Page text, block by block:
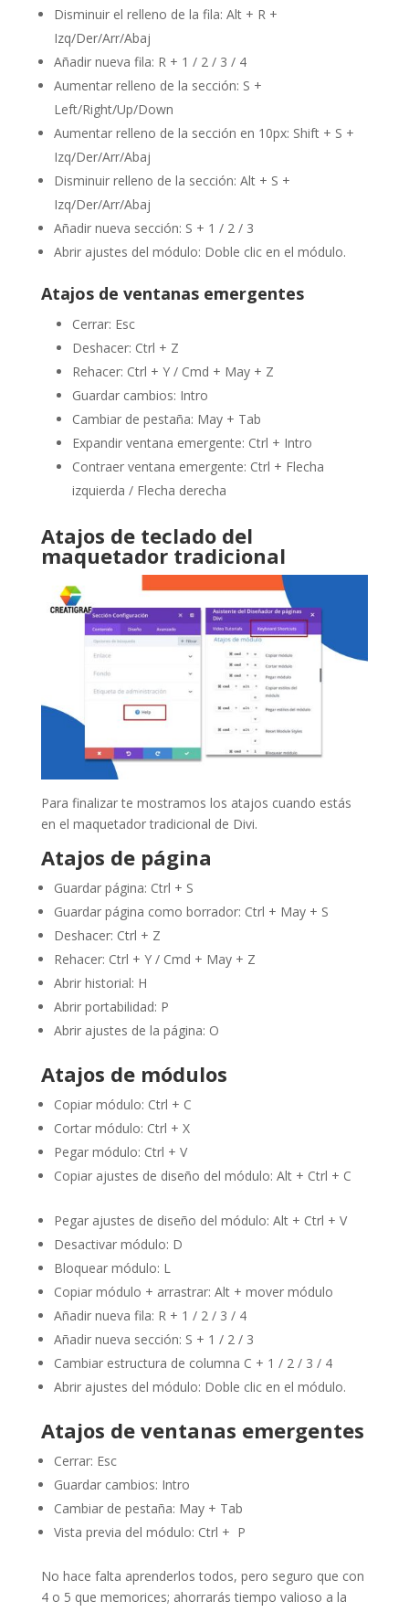
Disminuir el relleno de la fila: Alt + R +
Izq/Der/Arr/Abaj
Añadir nueva fila: R + 1 / 2 / 3 / 4
Aumentar relleno de la sección: S +
Left/Right/Up/Down
Aumentar relleno de la sección en 10px: Shift + S +
Izq/Der/Arr/Abaj
Disminuir relleno de la sección: Alt + S +
Izq/Der/Arr/Abaj
Añadir nueva sección: S + 1 / 2 / 3
Abrir ajustes del módulo: Doble clic en el módulo.
Atajos de ventanas emergentes
Cerrar: Esc
Deshacer: Ctrl + Z
Rehacer: Ctrl + Y / Cmd + May + Z
Guardar cambios: Intro
Cambiar de pestaña: May + Tab
Expandir ventana emergente: Ctrl + Intro
Contraer ventana emergente: Ctrl + Flecha
izquierda / Flecha derecha
Atajos de teclado del
maquetador tradicional
Para finalizar te mostramos los atajos cuando estás
en el maquetador tradicional de Divi.
Atajos de página
Guardar página: Ctrl + S
Guardar página como borrador: Ctrl + May + S
Deshacer: Ctrl + Z
Rehacer: Ctrl + Y / Cmd + May + Z
Abrir historial: H
Abrir portabilidad: P
Abrir ajustes de la página: O
Atajos de módulos
Copiar módulo: Ctrl + C
Cortar módulo: Ctrl + X
Pegar módulo: Ctrl + V
Copiar ajustes de diseño del módulo: Alt + Ctrl + C
Pegar ajustes de diseño del módulo: Alt + Ctrl + V
Desactivar módulo: D
Bloquear módulo: L
Copiar módulo + arrastrar: Alt + mover módulo
Añadir nueva fila: R + 1 / 2 / 3 / 4
Añadir nueva sección: S + 1 / 2 / 3
Cambiar estructura de columna C + 1 / 2 / 3 / 4
Abrir ajustes del módulo: Doble clic en el módulo.
Atajos de ventanas emergentes
Cerrar: Esc
Guardar cambios: Intro
Cambiar de pestaña: May + Tab
Vista previa del módulo: Ctrl + P
No hace falta aprenderlos todos, pero seguro que con
4 o 5 que memorices; ahorrarás tiempo valioso a la